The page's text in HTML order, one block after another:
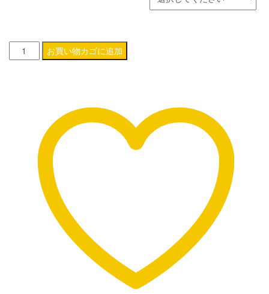
HiFiUSB-
お買い物カゴに追加